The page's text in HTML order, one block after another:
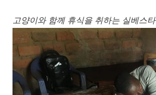
고양이와 함께 휴식을 취하는 실베스타